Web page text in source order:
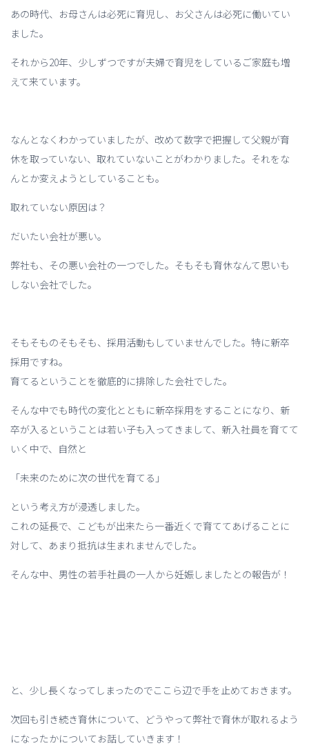
あの時代、お母さんは必死に育児し、お父さんは必死に働いてい
ました。
それから20年、少しずつですが夫婦で育児をしているご家庭も増
えて来ています。
なんとなくわかっていましたが、改めて数字で把握して父親が育
休を取っていない、取れていないことがわかりました。それをな
んとか変えようとしていることも。
取れていない原因は？
だいたい会社が悪い。
弊社も、その悪い会社の一つでした。そもそも育休なんて思いも
しない会社でした。
そもそものそもそも、採用活動もしていませんでした。特に新卒
採用ですね。
育てるということを徹底的に排除した会社でした。
そんな中でも時代の変化とともに新卒採用をすることになり、新
卒が入るということは若い子も入ってきまして、新入社員を育てて
いく中で、自然と
「未来のために次の世代を育てる」
という考え方が浸透しました。
これの延長で、こどもが出来たら一番近くで育ててあげることに
対して、あまり抵抗は生まれませんでした。
そんな中、男性の若手社員の一人から妊娠しましたとの報告が！
と、少し長くなってしまったのでここら辺で手を止めておきます。
次回も引き続き育休について、どうやって弊社で育休が取れるよう
になったかについてお話していきます！